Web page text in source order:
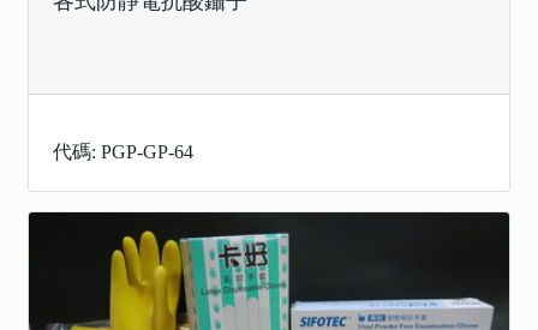
代碼: PGP-GP-64